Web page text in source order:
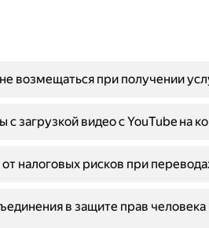
возмещаться при получении
с загрузкой видео с YouTube на
налоговых рисков при
в защите прав человека